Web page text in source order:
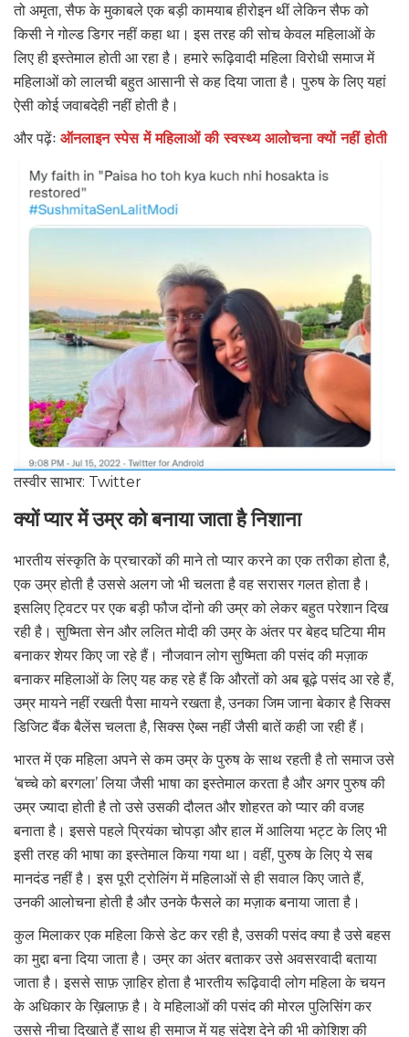
तो अमृता, सैफ के मुकाबले एक बड़ी कामयाब हीरोइन थीं लेकिन सैफ को
किसी ने गोल्ड डिगर नहीं कहा था। इस तरह की सोच केवल महिलाओं के
लिए ही इस्तेमाल होती आ रहा है। हमारे रूढ़िवादी महिला विरोधी समाज में
महिलाओं को लालची बहुत आसानी से कह दिया जाता है। पुरुष के लिए यहां
ऐसी कोई जवाबदेही नहीं होती है।
और पढ़ेंः ऑनलाइन स्पेस में महिलाओं की स्वस्थ्य आलोचना क्यों नहीं होती
तस्वीर साभार: Twitter
क्यों प्यार में उम्र को बनाया जाता है निशाना
भारतीय संस्कृति के प्रचारकों की माने तो प्यार करने का एक तरीका होता है,
एक उम्र होती है उससे अलग जो भी चलता है वह सरासर गलत होता है।
इसलिए ट्विटर पर एक बड़ी फौज दोंनो की उम्र को लेकर बहुत परेशान दिख
रही है। सुष्मिता सेन और ललित मोदी की उम्र के अंतर पर बेहद घटिया मीम
बनाकर शेयर किए जा रहे हैं। नौजवान लोग सुष्मिता की पसंद की मज़ाक
बनाकर महिलाओं के लिए यह कह रहे हैं कि औरतों को अब बूढ़े पसंद आ रहे हैं,
उम्र मायने नहीं रखती पैसा मायने रखता है, उनका जिम जाना बेकार है सिक्स
डिजिट बैंक बैलेंस चलता है, सिक्स ऐब्स नहीं जैसी बातें कही जा रही हैं।
भारत में एक महिला अपने से कम उम्र के पुरुष के साथ रहती है तो समाज उसे
‘बच्चे को बरगला’ लिया जैसी भाषा का इस्तेमाल करता है और अगर पुरुष की
उम्र ज्यादा होती है तो उसे उसकी दौलत और शोहरत को प्यार की वजह
बनाता है। इससे पहले प्रियंका चोपड़ा और हाल में आलिया भट्ट के लिए भी
इसी तरह की भाषा का इस्तेमाल किया गया था। वहीं, पुरुष के लिए ये सब
मानदंड नहीं है। इस पूरी ट्रोलिंग में महिलाओं से ही सवाल किए जाते हैं,
उनकी आलोचना होती है और उनके फैसले का मज़ाक बनाया जाता है।
कुल मिलाकर एक महिला किसे डेट कर रही है, उसकी पसंद क्या है उसे बहस
का मुद्दा बना दिया जाता है। उम्र का अंतर बताकर उसे अवसरवादी बताया
जाता है। इससे साफ़ ज़ाहिर होता है भारतीय रूढ़िवादी लोग महिला के चयन
के अधिकार के ख़िलाफ़ है। वे महिलाओं की पसंद की मोरल पुलिसिंग कर
उससे नीचा दिखाते हैं साथ ही समाज में यह संदेश देने की भी कोशिश की